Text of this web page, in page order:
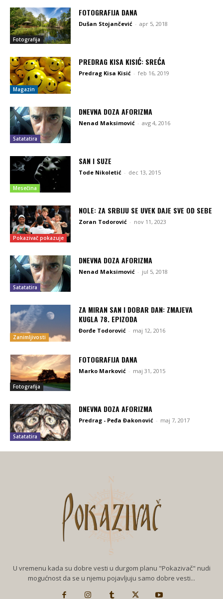
Fotografija
FOTOGRAFIJA DANA
Dušan Stojančević - apr 5, 2018
Magazin
PREDRAG KISA KISIĆ: SREĆA
Predrag Kisa Kisić - feb 16, 2019
Satatatira
DNEVNA DOZA AFORIZMA
Nenad Maksimović - avg 4, 2016
Mesečina
SAN I SUZE
Tode Nikoletić - dec 13, 2015
Pokazivač pokazuje
NOLE: ZA SRBIJU SE UVEK DAJE SVE OD SEBE
Zoran Todorović - nov 11, 2023
Satatatira
DNEVNA DOZA AFORIZMA
Nenad Maksimović - jul 5, 2018
Zanimljivosti
ZA MIRAN SAN I DOBAR DAN: ZMAJEVA
KUGLA 78. EPIZODA
Đorđe Todorović - maj 12, 2016
Fotografija
FOTOGRAFIJA DANA
Marko Marković - maj 31, 2015
Satatatira
DNEVNA DOZA AFORIZMA
Predrag - Peđa Đakonović - maj 7, 2017
U vremenu kada su dobre vesti u durgom planu "Pokazivač" nudi
mogućnost da se u njemu pojavljuju samo dobre vesti...